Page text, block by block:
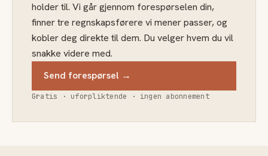
holder til. Vi går gjennom forespørselen din,
finner tre regnskapsførere vi mener passer, og
kobler deg direkte til dem. Du velger hvem du vil
snakke videre med.
Send forespørsel →
Gratis · uforpliktende · ingen abonnement